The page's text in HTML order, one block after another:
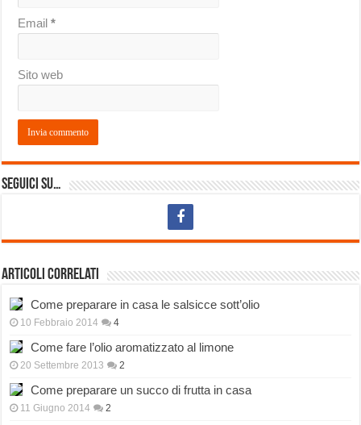
Email*
Sito web
Seguici su…
Articoli correlati
Come preparare in casa le salsicce sott’olio
10 Febbraio 2014 4
Come fare l’olio aromatizzato al limone
20 Settembre 2013 2
Come preparare un succo di frutta in casa
11 Giugno 2014 2